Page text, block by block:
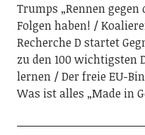
Trumps „Rennen
Folgen haben!
Recherche D startet
zu den 100 wichtigsten
lernen
Der freie EU-
Was ist alles „Made in